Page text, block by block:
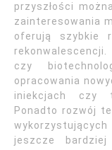
przyszłości
zainteresowania
oferują szybkie
czy
opracowania
iniekcjach czy
Ponadto rozwój
jeszcze